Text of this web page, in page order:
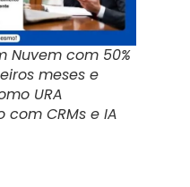
Nuvem com 50%
meses e
URA
CRMs e IA